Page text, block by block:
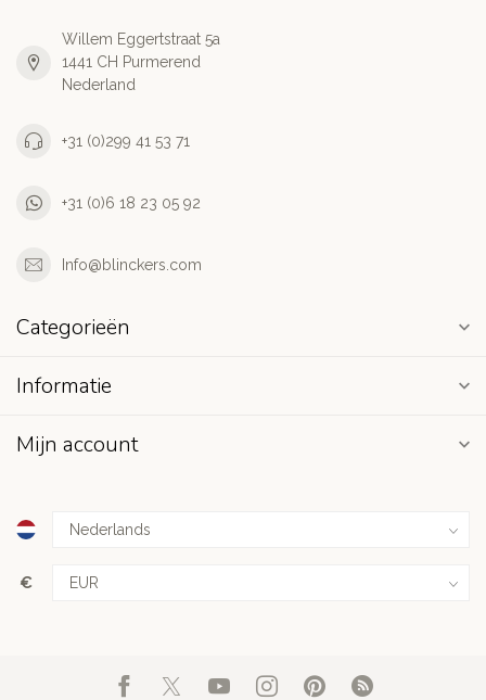
Willem Eggertstraat 5a
1441 CH Purmerend
Nederland
+31 (0)299 41 53 71
+31 (0)6 18 23 05 92
Info@blinckers.com
Categorieën
Informatie
Mijn account
€